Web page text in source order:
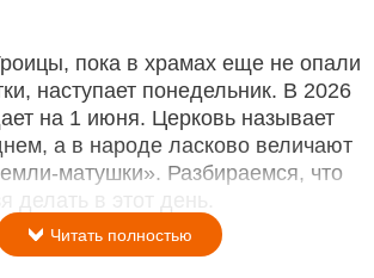
пока в храмах еще не опали
наступает понедельник. В 2026
на 1 июня. Церковь называет
а в народе ласково величают
матушки». Разбираемся, что
делать в этот день.
Читать полностью